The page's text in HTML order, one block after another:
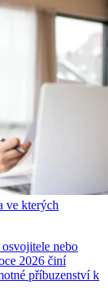
ve kterých
nebo
2026 činí
příbuzenství k